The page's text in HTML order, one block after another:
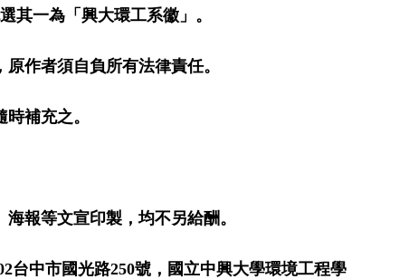
其一為「興大環工系徽」。
作者須自負所有法律責任。
補充之。
報等文宣印製，均不另給酬。
台中市國光路250號，國立中興大學環境工程學